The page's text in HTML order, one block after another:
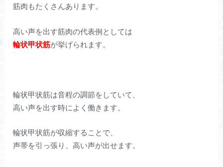
筋肉もたくさんあります。
高い声を出す筋肉の代表例としては
輪状甲状筋が挙げられます。
輪状甲状筋は音程の調節をしていて、
高い声を出す時によく働きます。
輪状甲状筋が収縮することで、
声帯を引っ張り、高い声が出せます。